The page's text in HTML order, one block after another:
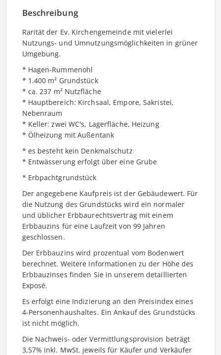
Beschreibung
Rarität der Ev. Kirchengemeinde mit vielerlei
Nutzungs- und Umnutzungsmöglichkeiten in grüner
Umgebung.
* Hagen-Rummenohl
* 1.400 m² Grundstück
* ca. 237 m² Nutzfläche
* Hauptbereich: Kirchsaal, Empore, Sakristei,
Nebenraum
* Keller: zwei WC's, Lagerfläche, Heizung
* Ölheizung mit Außentank
* es besteht kein Denkmalschutz
* Entwässerung erfolgt über eine Grube
* Erbpachtgrundstück
Der angegebene Kaufpreis ist der Gebäudewert. Für
die Nutzung des Grundstücks wird ein normaler
und üblicher Erbbaurechtsvertrag mit einem
Erbbauzins für eine Laufzeit von 99 Jahren
geschlossen.
Der Erbbauzins wird prozentual vom Bodenwert
berechnet. Weitere Informationen zu der Höhe des
Erbbauzinses finden Sie in unserem detaillierten
Exposé.
Es erfolgt eine Indizierung an den Preisindex eines
4-Personenhaushaltes. Ein Ankauf des Grundstücks
ist nicht möglich.
Die Nachweis- oder Vermittlungsprovision beträgt
3,57% inkl. MwSt. jeweils für Käufer und Verkäufer